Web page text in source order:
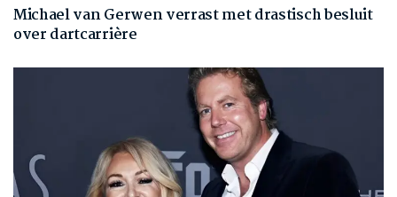
Michael van Gerwen verrast met drastisch besluit
over dartcarrière